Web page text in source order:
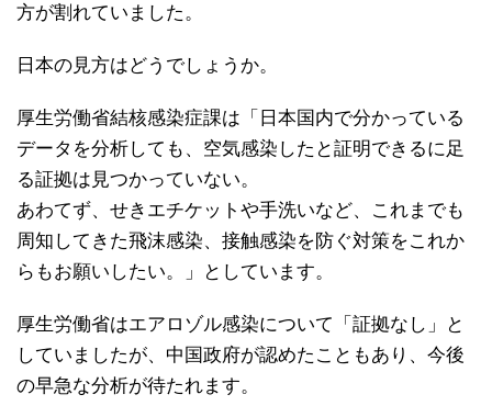
方が割れていました。
日本の見方はどうでしょうか。
厚生労働省結核感染症課は「日本国内で分かっている
データを分析しても、空気感染したと証明できるに足
る証拠は見つかっていない。
あわてず、せきエチケットや手洗いなど、これまでも
周知してきた飛沫感染、接触感染を防ぐ対策をこれか
らもお願いしたい。」としています。
厚生労働省はエアロゾル感染について「証拠なし」と
していましたが、中国政府が認めたこともあり、今後
の早急な分析が待たれます。